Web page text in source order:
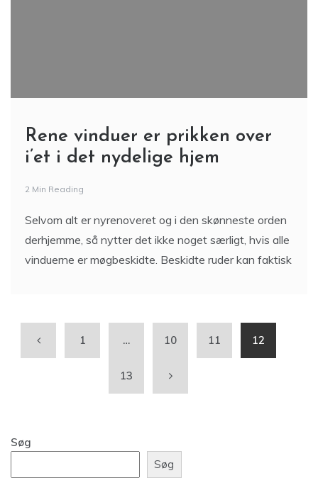
Rene vinduer er prikken over
i’et i det nydelige hjem
2 Min Reading
Selvom alt er nyrenoveret og i den skønneste orden
derhjemme, så nytter det ikke noget særligt, hvis alle
vinduerne er møgbeskidte. Beskidte ruder kan faktisk
1 … 10 11 12
13
Søg
Søg